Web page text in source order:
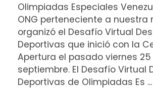
Olimpiadas Especiales
ONG perteneciente a nuestra
organizó el Desafío Virtual
Deportivas que inició con la
Apertura el pasado viernes
septiembre. El Desafío Virtual
Deportivas de Olimpiadas Es ...